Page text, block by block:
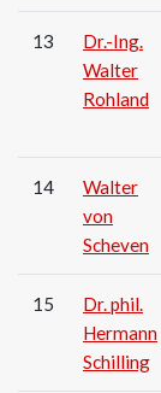
13
Dr.-Ing.
Walter
Rohland
14
Walter
von
Scheven
15
Dr. phil.
Hermann
Schilling